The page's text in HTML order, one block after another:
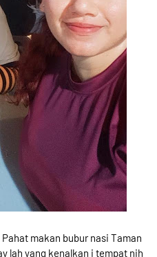
makan bubur nasi Taman
lah yang kenalkan i tempat nih